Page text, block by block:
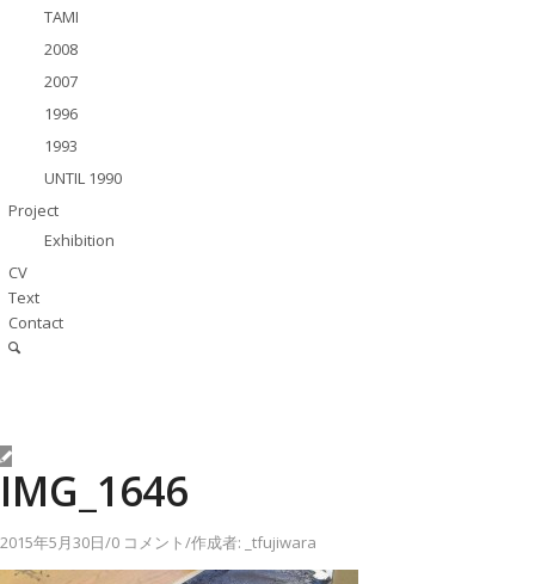
TAMI
2008
2007
1996
1993
UNTIL 1990
Project
Exhibition
CV
Text
Contact
IMG_1646
2015年5月30日/0 コメント/作成者: _tfujiwara